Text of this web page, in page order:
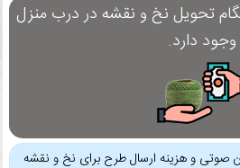
تحویل نخ و نقشه در درب منزل
وجود دارد.
صوتی و هزینه ارسال طرح برای نخ و نقشه